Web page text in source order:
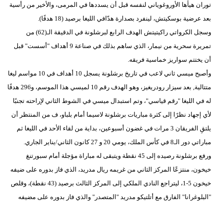
توران هيأها الأوروغوياني لنفسه قبل أن يسددها في المرمى، والأخير من رأسية
بعد عرضية بوسكيتش، لينفرد بصدارة هدّافي الليغا برصيد (18 هدفًا).
وسجل الكرواتي راكيتيتش الهدف الرابع لبرشلونة في الدقيقة الـ(62) من
تمريرة سحرية من نيمار، الذي ساهم بذلك في صناعة 9 أهداف "أسست" قبل
أن يختتم سواريز خماسية فريقه.
وأصبح ميسي ثاني لاعب في تاريخ برشلونة يسجل 10 أهداف في 10 مواسم ليغا
متتالية, بعد سيزار رودريغيز، وهو الهدف رقم 10 لميسي هذا الموسم، و296 هدفًا
له في الليغا "رقم قياسي"، وتم استبدال ميسي في الشوط الثاني لإراحته تجنبًا
لأي إجهاد نظرًا إلى كثرة مباريات برشلونة لاسيما أمام بلباو، ف من المنتظر أن
يلتقِ الفريقان 3 مرات في غضون أسبوعين، بداية من لقاء الأحد في الليغا ثم
مباراتي دور الـ8 في كأس الملك، يومي 20 و 27 كانون الثاني/يناير الجاري.
ورفع برشلونة رصيده إلى 45 نقطة ويتبقى له مباراة مؤجلة أمام سبورتنغ
خيخون، منتزعًا المركز الثاني من غريمه ريال مدريد، الذي فاز بدوره على ضيفه
خيخون 5-1، ليتراجع النادي الملكي إلى المركز الثالث برصيد (43 نقطة)، وقلص
"البلوغرانا" الفارق مع أتلتيكو مدريد "المتصدر" والذي فاز بدوره على مضيفه